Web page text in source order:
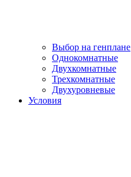
Выбор на генплане
Однокомнатные
Двухкомнатные
Трехкомнатные
Двухуровневые
Условия